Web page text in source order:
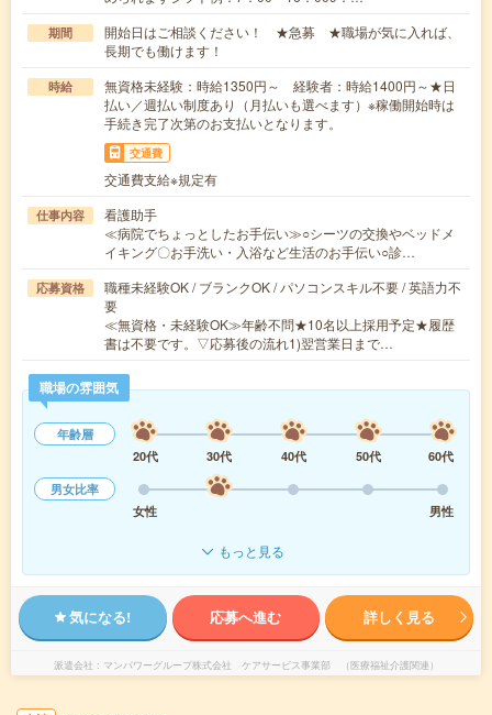
期間
開始日はご相談ください！ ★急募 ★職場が気に入れば、
長期でも働けます！
時給
無資格未経験：時給1350円～ 経験者：時給1400円～★日
払い／週払い制度あり（月払いも選べます）※稼働開始時は
手続き完了次第のお支払いとなります。
交通費
交通費支給※規定有
仕事内容
看護助手
≪病院でちょっとしたお手伝い≫○シーツの交換やベッドメ
イキング〇お手洗い・入浴など生活のお手伝い○診…
応募資格
職種未経験OK / ブランクOK / パソコンスキル不要 / 英語力不
要
≪無資格・未経験OK≫年齢不問★10名以上採用予定★履歴
書は不要です。▽応募後の流れ1)翌営業日まで…
職場の雰囲気
年齢層
20代
30代 40代 50代
60代
男女比率
女性
男性
もっと見る
気になる! 応募へ進む 詳しく見る
派遣会社 マンパワーグループ株式会社 ケアサービス事業部 （医療福祉介護関連）